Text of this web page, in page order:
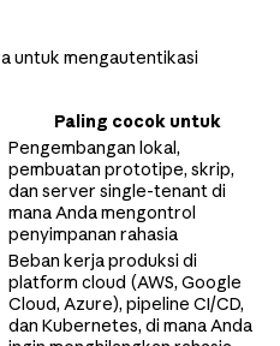
untuk mengautentikasi
Paling cocok untuk
Pengembangan lokal,
pembuatan prototipe, skrip,
dan server single-tenant di
mana Anda mengontrol
penyimpanan rahasia
Beban kerja produksi di
platform cloud (AWS, Google
Cloud, Azure), pipeline CI/CD,
dan Kubernetes, di mana Anda